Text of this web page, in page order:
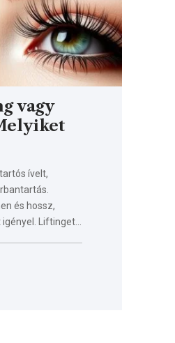
vagy
ívelt,
és hossz,
Liftinget…